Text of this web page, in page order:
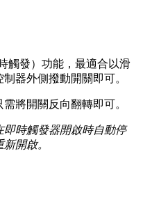
觸發）功能，最適合以滑
器外側撥動開關即可。
將開關反向翻轉即可。
時觸發器開啟時自動停
開啟。